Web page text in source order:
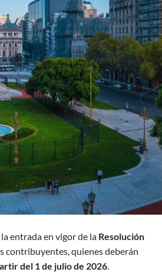
entrada en vigor de la Resolución
contribuyentes, quienes deberán
del 1 de julio de 2026.